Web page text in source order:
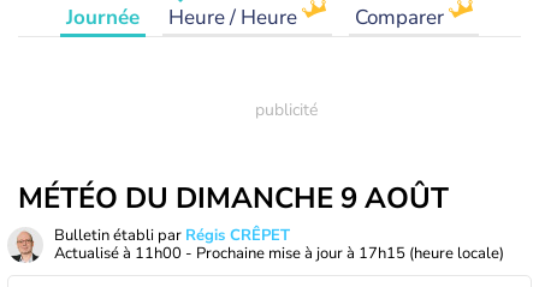
Journée Heure / Heure Comparer
MÉTÉO DU DIMANCHE 9 AOÛT
Bulletin établi par Régis CRÊPET
Actualisé à 11h00 - Prochaine mise à jour à 17h15 (heure locale)